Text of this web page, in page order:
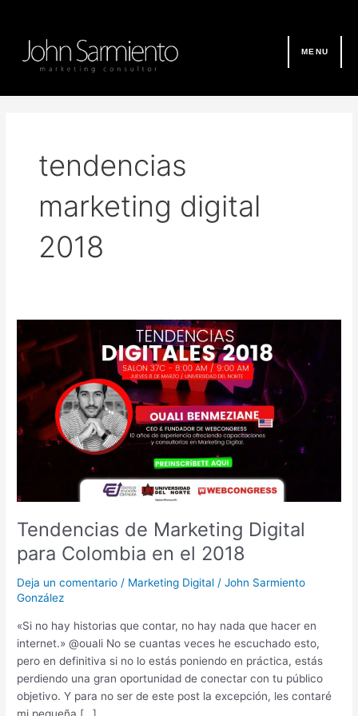
contenido
MENU
tendencias
marketing digital
2018
Tendencias de Marketing Digital
para Colombia en el 2018
Deja un comentario / Marketing Digital /John Sarmiento
González
«Si no hay historias que contar, no hay nada que hacer en
internet.» @ouali No se cuantas veces he escuchado esto,
pero en definitiva si no lo estás poniendo en práctica, estás
perdiendo una gran oportunidad de conectar con tu público
objetivo. Y para no ser de este post la excepción, les contaré
Tendencias
de
Marketing
Digital
para
Colombia
en